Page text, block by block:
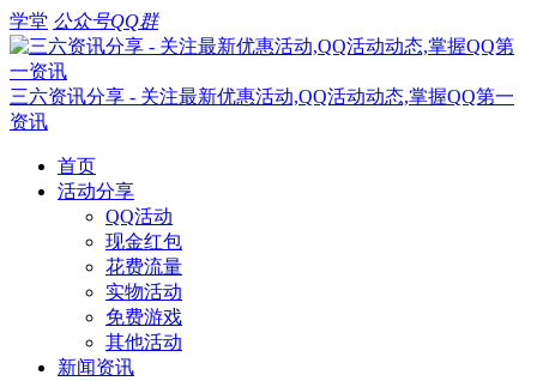
学堂 公众号QQ群
三六资讯分享 - 关注最新优惠活动,QQ活动动态,掌握QQ第一
资讯
首页
活动分享
QQ活动
现金红包
花费流量
实物活动
免费游戏
其他活动
新闻资讯